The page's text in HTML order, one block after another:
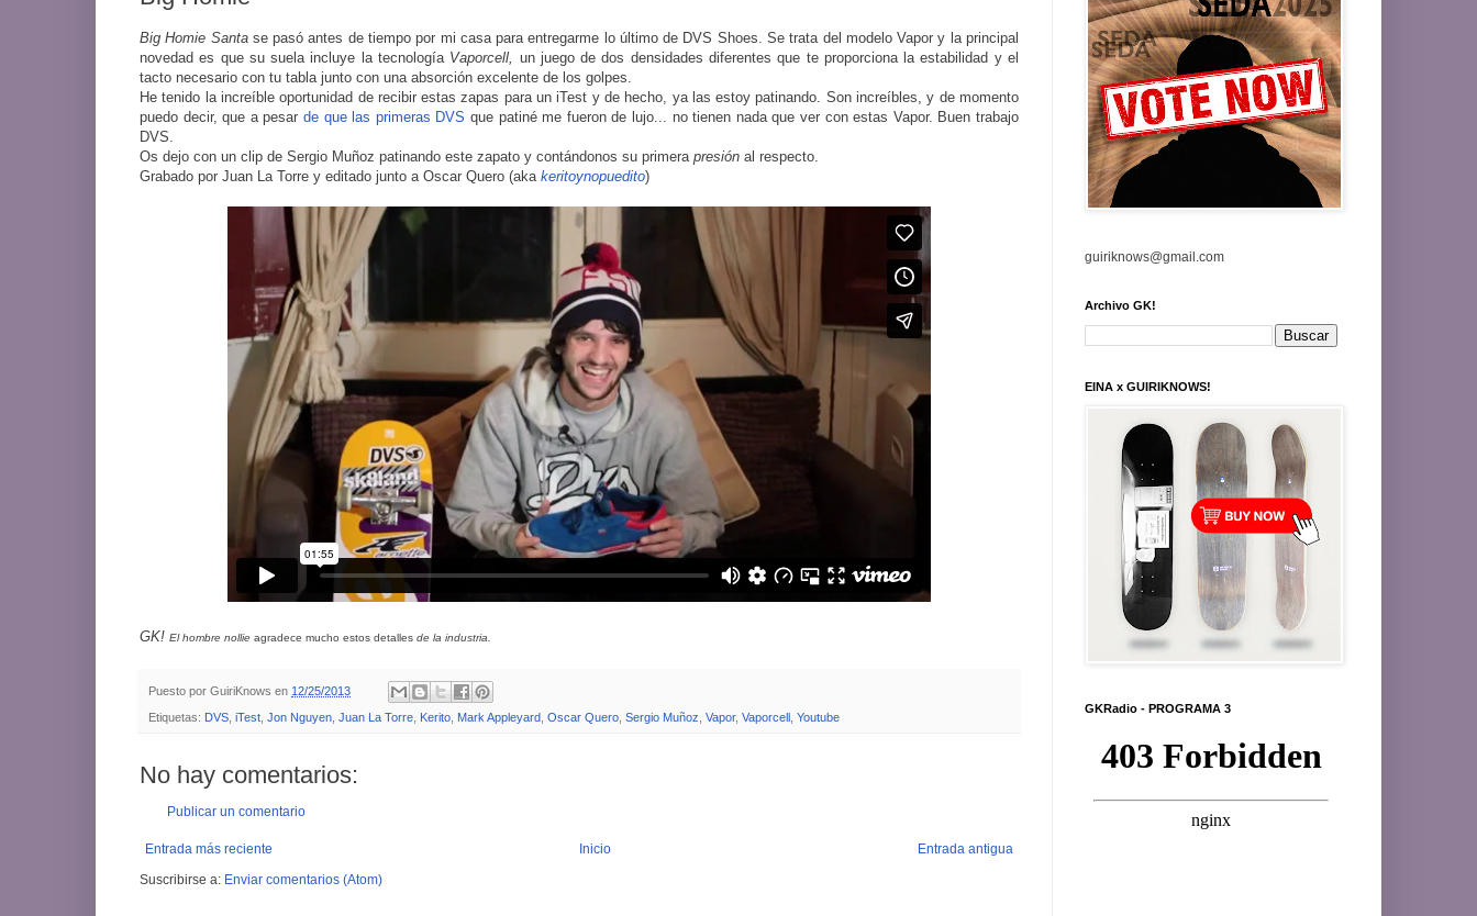
Big Homie Santase pasó antes de tiempo por mi casa para entregarme lo último de DVS Shoes. Se trata del modelo Vapor y la principal
novedad es que su suela incluye la tecnología Vaporcell, un juego de dos densidades diferentes que te proporciona la estabilidad y el
tacto necesario con tu tabla junto con una absorción excelente de los golpes.
He tenido la increíble oportunidad de recibir estas zapas para un iTest y de hecho, ya las estoy patinando. Son increíbles, y de momento
puedo decir, que a pesar de que las primeras DVS que patiné me fueron de lujo... no tienen nada que ver con estas Vapor. Buen trabajo
DVS.
Os dejo con un clip de Sergio Muñoz patinando este zapato y contándonos su primera presión al respecto.
Grabado por Juan La Torre y editado junto a Oscar Quero (aka keritoynopuedito)
GK! El hombre nollie agradece mucho estos detalles de la industria.
Puesto por GuiriKnows en 12/25/2013
Etiquetas: DVS iTest Jon Nguyen Juan La Torre Kerito Mark Appleyard Oscar Quero Sergio Muñoz Vapor, Vaporcell Youtube
No hay comentarios:
Publicar un comentario
Entrada más reciente Entrada antigua
Inicio
Suscribirse a: Enviar comentarios (Atom)
guiriknows@gmail.com
Archivo GK!
EINA x GUIRIKNOWS!
GKRadio - PROGRAMA 3